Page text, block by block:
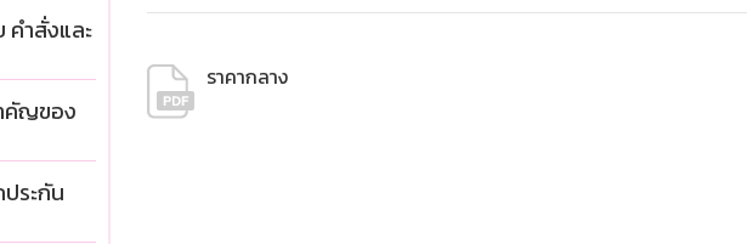
คำสั่งและ
คัญของ
ระกัน
ราคากลาง